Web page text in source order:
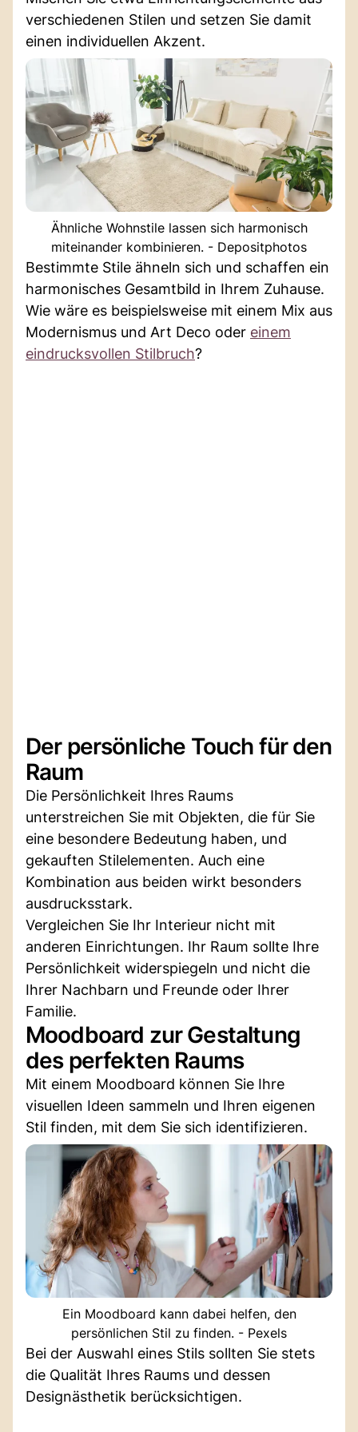
verschiedenen Stilen und setzen Sie damit
einen individuellen Akzent.
Ähnliche Wohnstile lassen sich harmonisch
miteinander kombinieren. - Depositphotos
Bestimmte Stile ähneln sich und schaffen ein
harmonisches Gesamtbild in Ihrem Zuhause.
Wie wäre es beispielsweise mit einem Mix aus
Modernismus und Art Deco oder einem
eindrucksvollen Stilbruch?
Der persönliche Touch für den
Raum
Die Persönlichkeit Ihres Raums
unterstreichen Sie mit Objekten, die für Sie
eine besondere Bedeutung haben, und
gekauften Stilelementen. Auch eine
Kombination aus beiden wirkt besonders
ausdrucksstark.
Vergleichen Sie Ihr Interieur nicht mit
anderen Einrichtungen. Ihr Raum sollte Ihre
Persönlichkeit widerspiegeln und nicht die
Ihrer Nachbarn und Freunde oder Ihrer
Familie.
Moodboard zur Gestaltung
des perfekten Raums
Mit einem Moodboard können Sie Ihre
visuellen Ideen sammeln und Ihren eigenen
Stil finden, mit dem Sie sich identifizieren.
Ein Moodboard kann dabei helfen, den
persönlichen Stil zu finden. - Pexels
Bei der Auswahl eines Stils sollten Sie stets
die Qualität Ihres Raums und dessen
Designästhetik berücksichtigen.